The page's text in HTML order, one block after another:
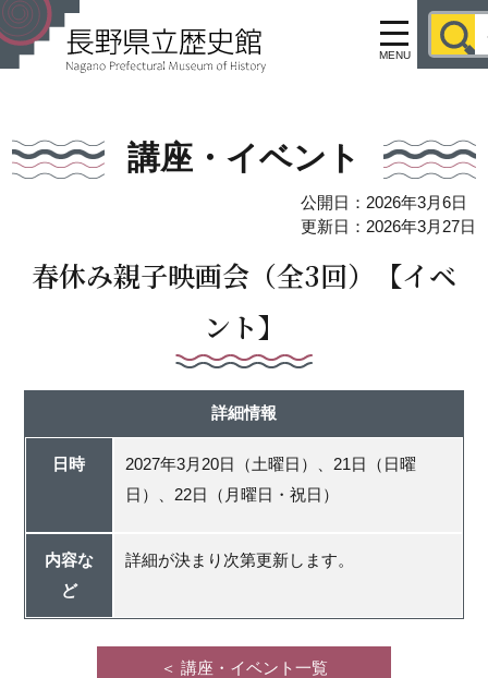
MENU
講座・イベント
公開日：2026年3月6日
更新日：2026年3月27日
春休み親子映画会（全3回）【イベ
ント】
詳細情報
日時
2027年3月20日（土曜日）、21日（日曜
日）、22日（月曜日・祝日）
内容な
ど
詳細が決まり次第更新します。
＜ 講座・イベント一覧